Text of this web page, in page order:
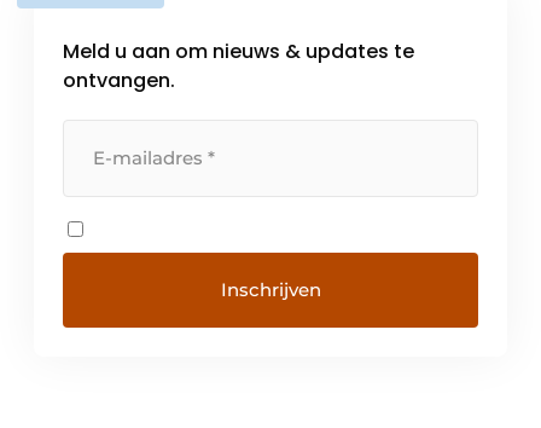
Meld u aan om nieuws & updates te
ontvangen.